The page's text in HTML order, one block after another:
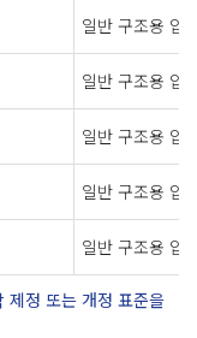
일반 구조용 압
일반 구조용 압
일반 구조용 압
일반 구조용 압
일반 구조용 압
제정 또는 개정 표준을